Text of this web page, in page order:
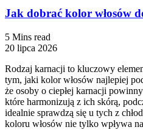
Jak dobrać kolor włosów
5 Mins read
20 lipca 2026
Rodzaj karnacji to kluczowy
tym, jaki kolor włosów najlepiej
że osoby o ciepłej karnacji
które harmonizują z ich skórą,
idealnie sprawdzą się u tych z
koloru włosów nie tylko wpływa